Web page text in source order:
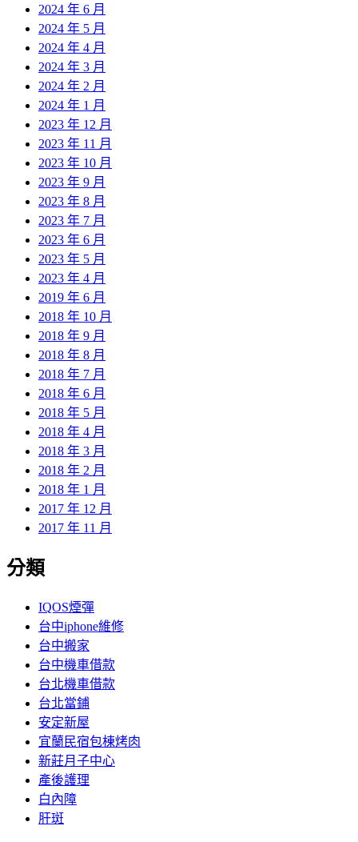
2024 年 6 月
2024 年 5 月
2024 年 4 月
2024 年 3 月
2024 年 2 月
2024 年 1 月
2023 年 12 月
2023 年 11 月
2023 年 10 月
2023 年 9 月
2023 年 8 月
2023 年 7 月
2023 年 6 月
2023 年 5 月
2023 年 4 月
2019 年 6 月
2018 年 10 月
2018 年 9 月
2018 年 8 月
2018 年 7 月
2018 年 6 月
2018 年 5 月
2018 年 4 月
2018 年 3 月
2018 年 2 月
2018 年 1 月
2017 年 12 月
2017 年 11 月
分類
IQOS煙彈
台中iphone維修
台中搬家
台中機車借款
台北機車借款
台北當鋪
安定新屋
宜蘭民宿包棟烤肉
新莊月子中心
產後護理
白內障
肝斑